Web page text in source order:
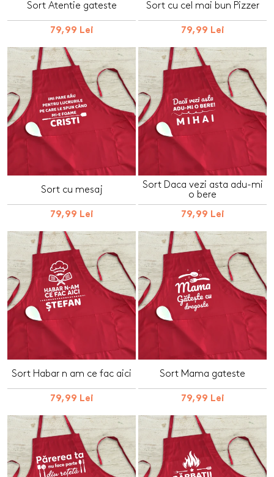
Sort Atentie gateste
79,99 Lei
Sort cu cel mai bun Pizzer
79,99 Lei
Sort cu mesaj
79,99 Lei
Sort Daca vezi asta adu-mi
o bere
79,99 Lei
Sort Habar n am ce fac aici
79,99 Lei
Sort Mama gateste
79,99 Lei